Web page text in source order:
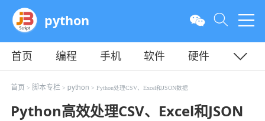
python
首页 编程 手机 软件
硬件
教程
平面 服务器
首页 > 脚本专栏> python > Python处理CSV、Excel和JSON数据
Python高效处理CSV、Excel和JSON